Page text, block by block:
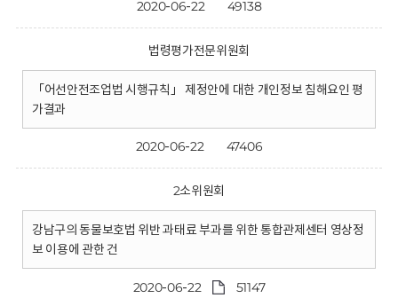
2020-06-22 49138
법령평가전문위원회
「어선안전조업법 시행규칙」 제정안에 대한 개인정보 침해요인 평
가결과
2020-06-22 47406
2소위원회
강남구의 동물보호법 위반 과태료 부과를 위한 통합관제센터 영상정
보 이용에 관한 건
2020-06-22 51147